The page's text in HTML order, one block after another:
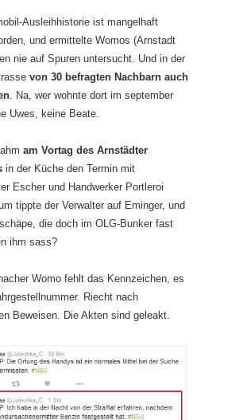
Ausleihhistorie ist mangelhaft
und ermittelte Womos (Arnstadt
nie auf Spuren untersucht. Und in der
von 30 befragten Nachbarn auch
. Na, wer wohnte dort im september
Uwes, keine Beate.
am Vortag des Arnstädter
in der Küche den Termin mit
Escher und Handwerker Portleroi
tippte der Verwalter auf Eminger, und
die doch im OLG-Bunker fast
ihm sass?
Womo fehlt das Kennzeichen, es
Riecht nach
Beweisen. Die Akten sind geleakt.